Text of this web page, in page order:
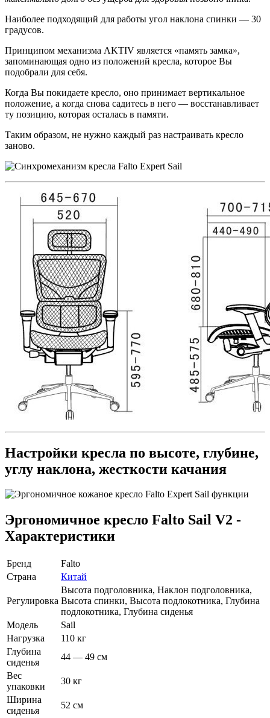
Наиболее подходящий для работы угол наклона спинки — 30
градусов.
Принципом механизма AKTIV является «память замка»,
запоминающая одно из положений кресла, которое Вы
подобрали для себя.
Когда Вы покидаете кресло, оно принимает вертикальное
положение, а когда снова садитесь в него — восстанавливает
ту позицию, которая осталась в памяти.
Таким образом, не нужно каждый раз настраивать кресло
заново.
Настройки кресла по высоте, глубине,
углу наклона, жесткости качания
Эргономичное кресло Falto Sail V2 -
Характеристики
Бренд
Falto
Страна
Китай
Регулировка
Высота подголовника, Наклон подголовника,
Высота спинки, Высота подлокотника, Глубина
подлокотника, Глубина сиденья
Модель
Sail
Нагрузка
110 кг
Глубина
сиденья
44 — 49 см
Вес
упаковки
30 кг
Ширина
сиденья
52 см